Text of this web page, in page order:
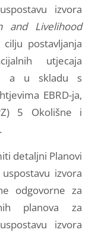
izvora
and Livelihood
postavljanja
utjecaja
a u skladu s
EBRD-ja,
5 Okolišne i
.
detaljni Planovi
izvora
odgovorne za
planova za
izvora